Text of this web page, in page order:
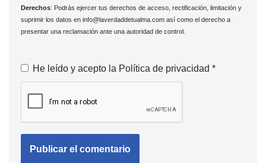
Derechos: Podrás ejercer tus derechos de acceso, rectificación, limitación y
suprimir los datos en info@laverdaddetualma.com así como el derecho a
presentar una reclamación ante una autoridad de control.
He leído y acepto la Política de privacidad *